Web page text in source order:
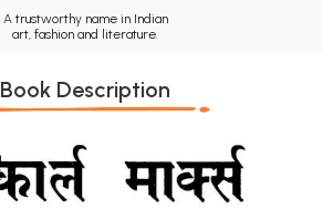
A trustworthy name in Indian
art, fashion and literature.
Book Description